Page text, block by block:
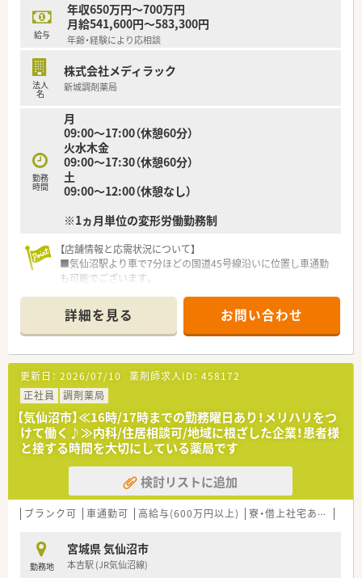
□■近隣にお住いの方はもちろん、遠方からお越しの方も大歓迎
です！遠方の方は住居相談可能ですので、お気軽にお問い合わせ
ください！■□
給与
年収650万円～700万円
月給541,600円～583,300円
年齢・経験により応相談
法人
名
株式会社メディラック
新城調剤薬局
勤務
時間
月
09:00～17:00（休憩60分）
火水木金
09:00～17:30（休憩60分）
土
09:00～12:00（休憩なし）
※1ヵ月単位の変形労働勤務制
【店舗情報と応需状況について】
■気仙沼駅より車で7分ほどの国道45号線沿いに位置し車通勤
も可能でございます。
50枚の処方箋を応需しています。
■薬剤師3名体制で事務員も3名在籍しており、ゆとりを持って
業務に取り組める環境です。
【法人特徴について】
■創業25年以上の歴史を持ち、東北エリアを中心にグループ全
体で21店舗を順調に展開している企業でございます。
■調剤事業に加えて介護事業も運営しているため、安定した経営
基盤を持ち安心して勤務できます。
■最新機器の導入を積極的に進め、調剤過誤防止と業務効率化を
図り対人業務に注力する体制です。
【こんな方が活躍中】
■地域に密着して患者様との繋がりを大切にし、きめ細やかな対
応ができる方が活躍しています。
ない方が多く在籍しています。
■落ち着いた雰囲気の中で、じっくりと患者様と向き合いたいと
考える薬剤師の方に適しています。
詳細を見る お問い合わせ
更新日： 2026/07/10 薬剤師求人ID： 458172
正社員
調剤薬局
【気仙沼市】≪16時/17時までの勤務曜日あり！メリハリをつ
けて働く♪≫内科/住居相談可/地域に根ざした企業！患者様
と接する時間を大切にしている薬局です
検討リストに追加
ブランク可 車通勤可 高給与(600万円以上) 寮・借上社宅あり
勤務地
宮城県 気仙沼市
本吉駅 (JR気仙沼線)